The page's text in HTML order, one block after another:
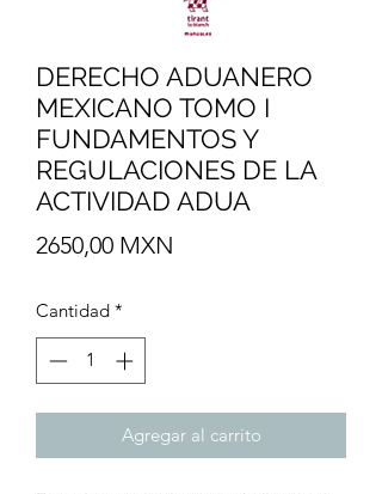
DERECHO ADUANERO
MEXICANO TOMO I
FUNDAMENTOS Y
REGULACIONES DE LA
ACTIVIDAD ADUA
2650,00 MXN
Cantidad *
Agregar al carrito